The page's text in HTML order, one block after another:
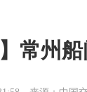
】常州